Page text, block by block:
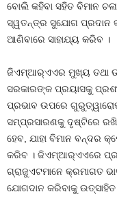
ବୋଲି କହିବା ସହିତ ବିମାନ
ସ୍ୱତନ୍ତ୍ର ସୁଯୋଗ ପ୍ରଦାନ
ଆଣିବାରେ ସାହାଯ୍ୟ କରିବ ।
ଜିଏମ୍‌ଆର୍‌ଏଏର ମୁଖ୍ୟ ତଥା
ସରକାରଙ୍କ ପ୍ରୟାସକୁ
ପ୍ରଭାବ ଉପରେ
ସମ୍ପ୍ରସାରଣକୁ ଦୃଷ୍ଟିରେ ରଖି
ହେବ, ଯାହା ବିମାନ ବନ୍ଦର
କରିବ । ଜିଏମ୍‌ଆର୍‌ଏଏରେ
ଗ୍ରାଜୁଏଟମାନେ କ୍ରମାଗତ
ଯୋଗଦାନ କରିବାକୁ ଉତ୍ସାହିତ